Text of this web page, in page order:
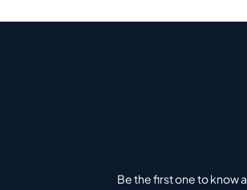
Be the first one to know